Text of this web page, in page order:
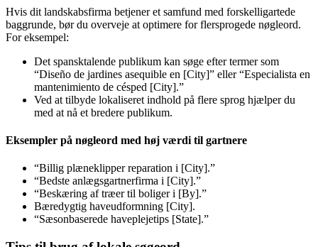
Hvis dit landskabsfirma betjener et samfund med forskelligartede
baggrunde, bør du overveje at optimere for flersprogede nøgleord.
For eksempel:
Det spansktalende publikum kan søge efter termer som
“Diseño de jardines asequible en [City]” eller “Especialista en
mantenimiento de césped [City].”
Ved at tilbyde lokaliseret indhold på flere sprog hjælper du
med at nå et bredere publikum.
Eksempler på nøgleord med høj værdi til gartnere
“Billig plæneklipper reparation i [City].”
“Bedste anlægsgartnerfirma i [City].”
“Beskæring af træer til boliger i [By].”
Bæredygtig haveudformning [City].
“Sæsonbaserede haveplejetips [State].”